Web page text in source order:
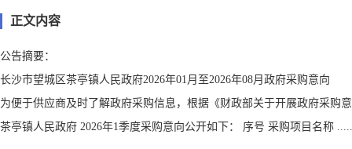
正文内容
公告摘要：
长沙市望城区茶亭镇人民政府2026年01月至2026年08月政府采购意向
为便于供应商及时了解政府采购信息，根据《财政部关于开展政府采购
茶亭镇人民政府 2026年1季度采购意向公开如下： 序号 采购项目名称